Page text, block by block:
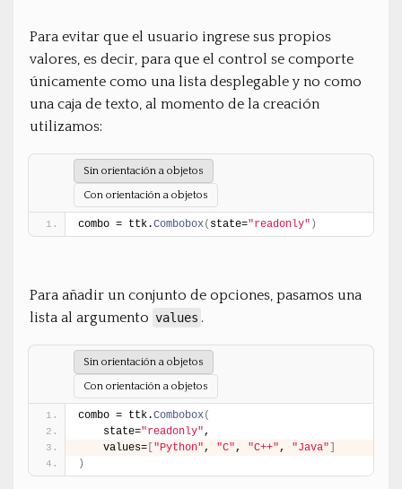
Para evitar que el usuario ingrese sus propios
valores, es decir, para que el control se comporte
únicamente como una lista desplegable y no como
una caja de texto, al momento de la creación
utilizamos:
Sin orientación a objetos
Con orientación a objetos
combo = ttk.Combobox( state="readonly" )
Para añadir un conjunto de opciones, pasamos una
lista al argumento values .
Sin orientación a objetos
Con orientación a objetos
combo = ttk.Combobox(
    state=
"readonly",
    values=
"Python", "C", "C++", "Java"
)